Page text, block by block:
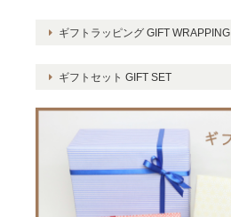
ギフトラッピング GIFT WRAPPING
ギフトセット GIFT SET